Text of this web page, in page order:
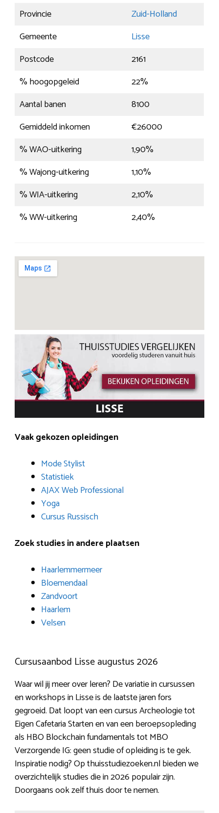
Provincie
Zuid-Holland
Gemeente
Lisse
Postcode
2161
% hoogopgeleid
22%
Aantal banen
8100
Gemiddeld inkomen
€26000
% WAO-uitkering
1,90%
% Wajong-uitkering
1,10%
% WIA-uitkering
2,10%
% WW-uitkering
2,40%
Vaak gekozen opleidingen
Mode Stylist
Statistiek
AJAX Web Professional
Yoga
Cursus Russisch
Zoek studies in andere plaatsen
Haarlemmermeer
Bloemendaal
Zandvoort
Haarlem
Velsen
Cursusaanbod Lisse augustus 2026
Waar wil jij meer over leren? De variatie in cursussen
en workshops in Lisse is de laatste jaren fors
gegroeid. Dat loopt van een cursus Archeologie tot
Eigen Cafetaria Starten en van een beroepsopleding
als HBO Blockchain fundamentals tot MBO
Verzorgende IG: geen studie of opleiding is te gek.
Inspiratie nodig? Op thuisstudiezoeken.nl bieden we
overzichtelijk studies die in 2026 populair zijn.
Doorgaans ook zelf thuis door te nemen.